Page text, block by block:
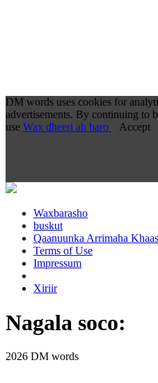
DM words uses cookies for
advertisements. By continuing to
use Wax dheeri ah baro Accept
Waxbarasho
buskut
Qaanuunka Arrimaha
Terms of Use
Impressum
Xiriir
Nagala soco:
2026 DM words